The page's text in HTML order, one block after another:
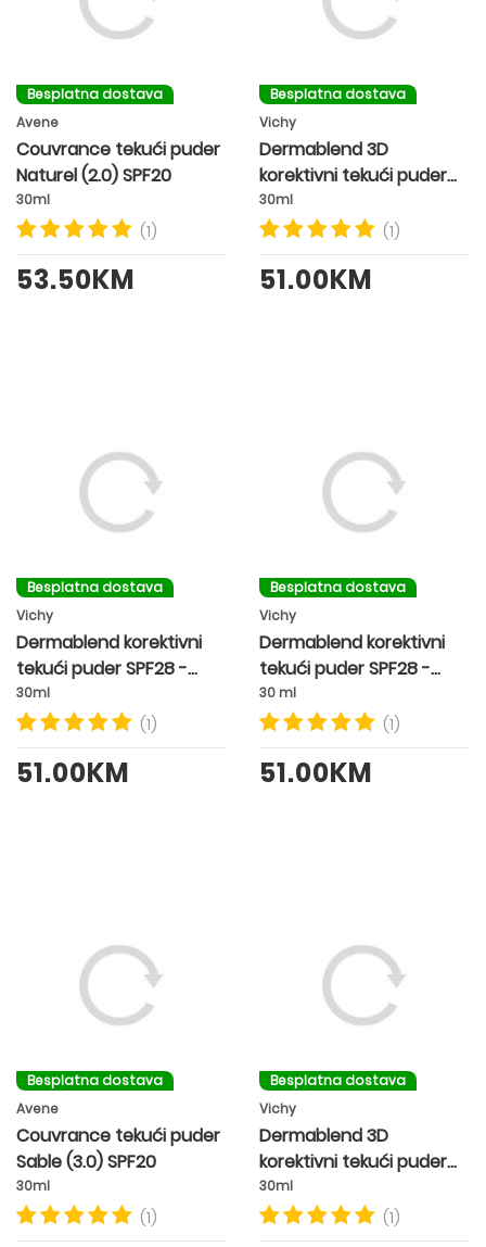
Besplatna dostava
Avene
Couvrance tekući puder
Naturel (2.0) SPF20
30ml
(1)
53.50KM
Besplatna dostava
Vichy
Dermablend 3D
korektivni tekući puder
SPF25 nijansa 15 OPAL
30ml
(1)
51.00KM
Besplatna dostava
Vichy
Dermablend korektivni
tekući puder SPF28 -
nijansa 30 BEIGE
30ml
(1)
51.00KM
Besplatna dostava
Vichy
Dermablend korektivni
tekući puder SPF28 -
nijansa 45 GOLD
30 ml
(1)
51.00KM
Besplatna dostava
Avene
Couvrance tekući puder
Sable (3.0) SPF20
30ml
(1)
Besplatna dostava
Vichy
Dermablend 3D
korektivni tekući puder
SPF25 nijansa 45 GOLD
30ml
(1)